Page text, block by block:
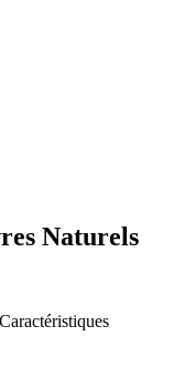
Naturels
Caractéristiques